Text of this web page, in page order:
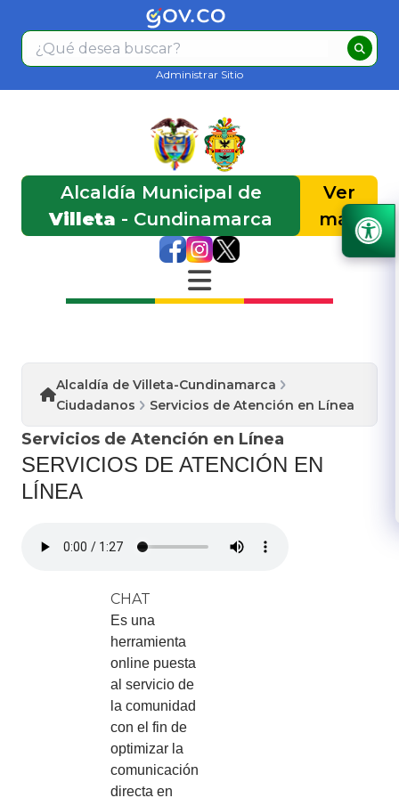
Administrar Sitio
Alcaldía Municipal de
Villeta - Cundinamarca
Ver
más
Alcaldía de Villeta-Cundinamarca
Ciudadanos
Servicios de Atención en Línea
Servicios de Atención en Línea
​​SERVICIOS DE ATENCIÓN EN
LÍNEA​​
CHAT
Es una
herramienta
online puesta
al servicio de
la comunidad
con el fin de
optimizar la
comunicación
directa en